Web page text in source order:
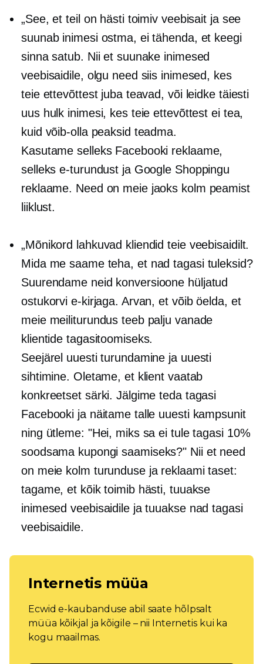
„See, et teil on hästi toimiv veebisait ja see
suunab inimesi ostma, ei tähenda, et keegi
sinna satub. Nii et suunake inimesed
veebisaidile, olgu need siis inimesed, kes
teie ettevõttest juba teavad, või leidke täiesti
uus hulk inimesi, kes teie ettevõttest ei tea,
kuid võib-olla peaksid teadma.
Kasutame selleks Facebooki reklaame,
selleks e-turundust ja Google Shoppingu
reklaame. Need on meie jaoks kolm peamist
liiklust.
„Mõnikord lahkuvad kliendid teie veebisaidilt.
Mida me saame teha, et nad tagasi tuleksid?
Suurendame neid konversioone hüljatud
ostukorvi e-kirjaga. Arvan, et võib öelda, et
meie meiliturundus teeb palju vanade
klientide tagasitoomiseks.
Seejärel uuesti turundamine ja uuesti
sihtimine. Oletame, et klient vaatab
konkreetset särki. Jälgime teda tagasi
Facebooki ja näitame talle uuesti kampsunit
ning ütleme: "Hei, miks sa ei tule tagasi 10%
soodsama kupongi saamiseks?" Nii et need
on meie kolm turunduse ja reklaami taset:
tagame, et kõik toimib hästi, tuuakse
inimesed veebisaidile ja tuuakse nad tagasi
veebisaidile.
Internetis müüa
Ecwid e-kaubanduse abil saate hõlpsalt
müüa kõikjal ja kõigile – nii Internetis kui ka
kogu maailmas.